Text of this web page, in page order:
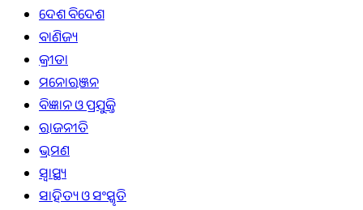
ଦେଶ ବିଦେଶ
ବାଣିଜ୍ୟ
କ୍ରୀଡା
ମନୋରଞ୍ଜନ
ବିଜ୍ଞାନ ଓ ପ୍ରଯୁକ୍ତି
ରାଜନୀତି
ଭ୍ରମଣ
ସ୍ୱାସ୍ଥ୍ୟ
ସାହିତ୍ୟ ଓ ସଂସ୍କୃତି